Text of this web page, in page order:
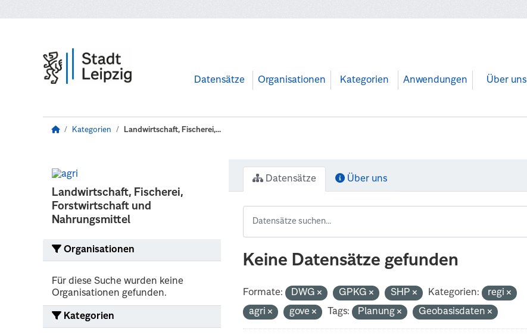
Datensätze Organisationen Kategorien Anwendungen Über uns
Kategorien Landwirtschaft, Fischerei,...
Landwirtschaft, Fischerei,
Forstwirtschaft und
Nahrungsmittel
Organisationen
Für diese Suche wurden keine
Organisationen gefunden.
Kategorien
Datensätze Über uns
Keine Datensätze gefunden
Formate: DWG GPKG SHP Kategorien:
regi
agri
gove Tags: Planung Geobasisdaten